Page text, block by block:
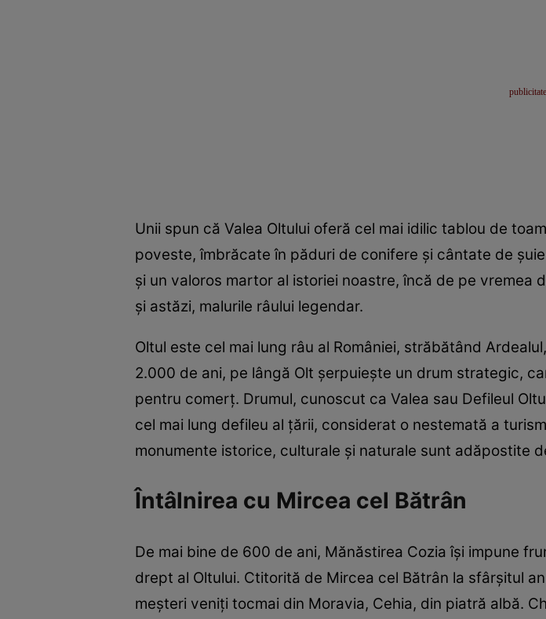
Unii spun că Valea Oltului oferă cel mai idilic tablou de
poveste, îmbrăcate în păduri de conifere şi cântate de
şi un valoros martor al istoriei noastre, încă de pe vremea
şi astăzi, malurile râului legendar.
Oltul este cel mai lung râu al României, străbătând
2.000 de ani, pe lângă Olt şerpuieşte un drum strategic,
pentru comerţ. Drumul, cunoscut ca Valea sau Defileul
cel mai lung defileu al ţării, considerat o nestemată a
monumente istorice, culturale şi naturale sunt adăpostite
Întâlnirea cu Mircea cel Bătrân
De mai bine de 600 de ani, Mănăstirea Cozia îşi impune
drept al Oltului. Ctitorită de Mircea cel Bătrân la sfârşitul
meşteri veniţi tocmai din Moravia, Cehia, din piatră albă.